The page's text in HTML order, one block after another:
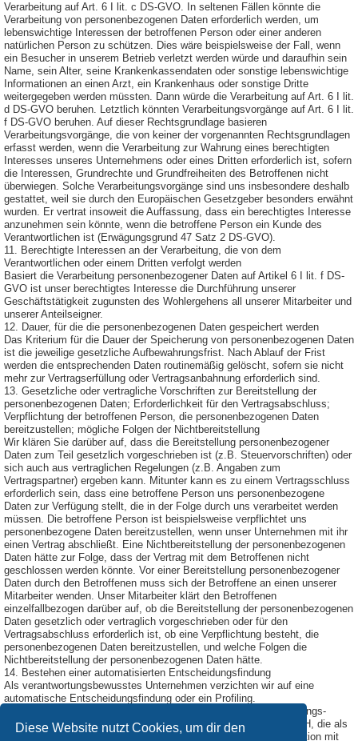
Diese Website nutzt Cookies, um dir den
Verarbeitung auf Art. 6 I lit. c DS-GVO. In seltenen Fällen könnte die
Verarbeitung von personenbezogenen Daten erforderlich werden, um
lebenswichtige Interessen der betroffenen Person oder einer anderen
natürlichen Person zu schützen. Dies wäre beispielsweise der Fall, wenn
ein Besucher in unserem Betrieb verletzt werden würde und daraufhin sein
Name, sein Alter, seine Krankenkassendaten oder sonstige lebenswichtige
Informationen an einen Arzt, ein Krankenhaus oder sonstige Dritte
weitergegeben werden müssten. Dann würde die Verarbeitung auf Art. 6 I lit.
d DS-GVO beruhen. Letztlich könnten Verarbeitungsvorgänge auf Art. 6 I lit.
f DS-GVO beruhen. Auf dieser Rechtsgrundlage basieren
Verarbeitungsvorgänge, die von keiner der vorgenannten Rechtsgrundlagen
erfasst werden, wenn die Verarbeitung zur Wahrung eines berechtigten
Interesses unseres Unternehmens oder eines Dritten erforderlich ist, sofern
die Interessen, Grundrechte und Grundfreiheiten des Betroffenen nicht
überwiegen. Solche Verarbeitungsvorgänge sind uns insbesondere deshalb
gestattet, weil sie durch den Europäischen Gesetzgeber besonders erwähnt
wurden. Er vertrat insoweit die Auffassung, dass ein berechtigtes Interesse
anzunehmen sein könnte, wenn die betroffene Person ein Kunde des
Verantwortlichen ist (Erwägungsgrund 47 Satz 2 DS-GVO).
11. Berechtigte Interessen an der Verarbeitung, die von dem
Verantwortlichen oder einem Dritten verfolgt werden
Basiert die Verarbeitung personenbezogener Daten auf Artikel 6 I lit. f DS-
GVO ist unser berechtigtes Interesse die Durchführung unserer
Geschäftstätigkeit zugunsten des Wohlergehens all unserer Mitarbeiter und
unserer Anteilseigner.
12. Dauer, für die die personenbezogenen Daten gespeichert werden
Das Kriterium für die Dauer der Speicherung von personenbezogenen Daten
ist die jeweilige gesetzliche Aufbewahrungsfrist. Nach Ablauf der Frist
werden die entsprechenden Daten routinemäßig gelöscht, sofern sie nicht
mehr zur Vertragserfüllung oder Vertragsanbahnung erforderlich sind.
13. Gesetzliche oder vertragliche Vorschriften zur Bereitstellung der
personenbezogenen Daten; Erforderlichkeit für den Vertragsabschluss;
Verpflichtung der betroffenen Person, die personenbezogenen Daten
bereitzustellen; mögliche Folgen der Nichtbereitstellung
Wir klären Sie darüber auf, dass die Bereitstellung personenbezogener
Daten zum Teil gesetzlich vorgeschrieben ist (z.B. Steuervorschriften) oder
sich auch aus vertraglichen Regelungen (z.B. Angaben zum
Vertragspartner) ergeben kann. Mitunter kann es zu einem Vertragsschluss
erforderlich sein, dass eine betroffene Person uns personenbezogene
Daten zur Verfügung stellt, die in der Folge durch uns verarbeitet werden
müssen. Die betroffene Person ist beispielsweise verpflichtet uns
personenbezogene Daten bereitzustellen, wenn unser Unternehmen mit ihr
einen Vertrag abschließt. Eine Nichtbereitstellung der personenbezogenen
Daten hätte zur Folge, dass der Vertrag mit dem Betroffenen nicht
geschlossen werden könnte. Vor einer Bereitstellung personenbezogener
Daten durch den Betroffenen muss sich der Betroffene an einen unserer
Mitarbeiter wenden. Unser Mitarbeiter klärt den Betroffenen
einzelfallbezogen darüber auf, ob die Bereitstellung der personenbezogenen
Daten gesetzlich oder vertraglich vorgeschrieben oder für den
Vertragsabschluss erforderlich ist, ob eine Verpflichtung besteht, die
personenbezogenen Daten bereitzustellen, und welche Folgen die
Nichtbereitstellung der personenbezogenen Daten hätte.
14. Bestehen einer automatisierten Entscheidungsfindung
Als verantwortungsbewusstes Unternehmen verzichten wir auf eine
automatische Entscheidungsfindung oder ein Profiling.
Diese Datenschutzerklärung wurde durch den Datenschutzerklärungs-
Generator der DGD Deutsche Gesellschaft für Datenschutz GmbH, die als
Externer Datenschutzbeauftragter Passau
tätig ist, in Kooperation mit